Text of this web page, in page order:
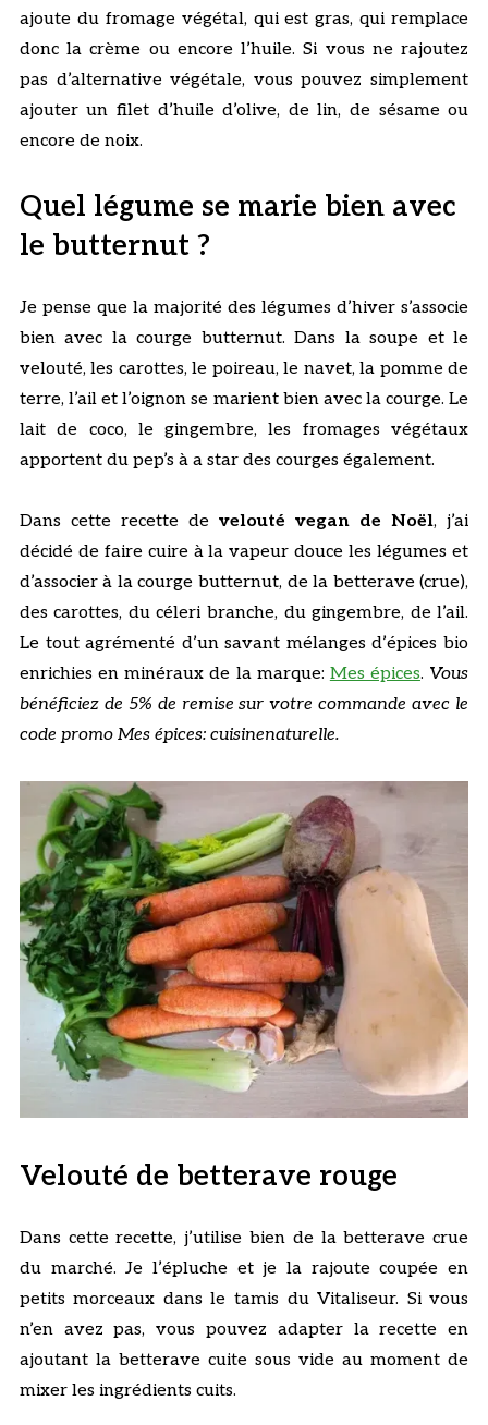
ajoute du fromage végétal, qui est gras, qui remplace
donc la crème ou encore l’huile. Si vous ne rajoutez
pas d’alternative végétale, vous pouvez simplement
ajouter un filet d’huile d’olive, de lin, de sésame ou
encore de noix.
Quel légume se marie bien avec
le butternut ?
Je pense que la majorité des légumes d’hiver s’associe
bien avec la courge butternut. Dans la soupe et le
velouté, les carottes, le poireau, le navet, la pomme de
terre, l’ail et l’oignon se marient bien avec la courge. Le
lait de coco, le gingembre, les fromages végétaux
apportent du pep’s à a star des courges également.
Dans cette recette de velouté vegan de Noël, j’ai
décidé de faire cuire à la vapeur douce les légumes et
d’associer à la courge butternut, de la betterave (crue),
des carottes, du céleri branche, du gingembre, de l’ail.
Le tout agrémenté d’un savant mélanges d’épices bio
enrichies en minéraux de la marque: Mes épices. Vous
bénéficiez de 5% de remise sur votre commande avec le
code promo Mes épices: cuisinenaturelle.
Velouté de betterave rouge
Dans cette recette, j’utilise bien de la betterave crue
du marché. Je l’épluche et je la rajoute coupée en
petits morceaux dans le tamis du Vitaliseur. Si vous
n’en avez pas, vous pouvez adapter la recette en
ajoutant la betterave cuite sous vide au moment de
mixer les ingrédients cuits.